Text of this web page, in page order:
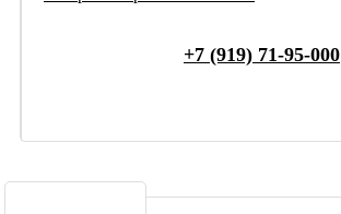
+7 (919) 71-95-000